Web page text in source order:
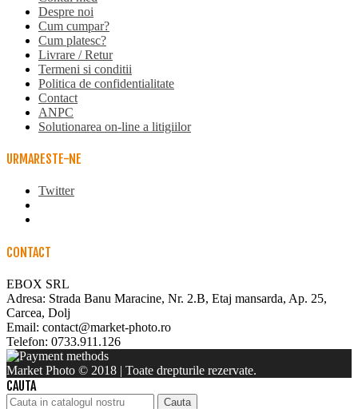
Despre noi
Cum cumpar?
Cum platesc?
Livrare / Retur
Termeni si conditii
Politica de confidentialitate
Contact
ANPC
Solutionarea on-line a litigiilor
URMARESTE-NE
Twitter
CONTACT
EBOX SRL
Adresa: Strada Banu Maracine, Nr. 2.B, Etaj mansarda, Ap. 25,
Carcea, Dolj
Email: contact@market-photo.ro
Telefon: 0733.911.126
Market Photo © 2018 | Toate drepturile rezervate.
CAUTA
Cauta